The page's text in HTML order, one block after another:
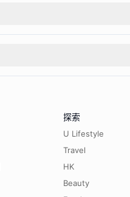
探索
U Lifestyle
Travel
HK
Beauty